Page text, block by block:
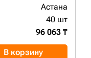
Астана
40 шт
96 063 ₸
В корзину